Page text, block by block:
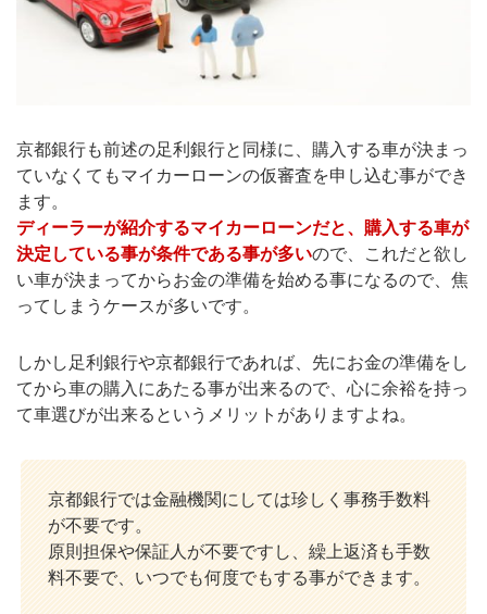
京都銀行も前述の足利銀行と同様に、購入する車が決まっ
ていなくてもマイカーローンの仮審査を申し込む事ができ
ます。
ディーラーが紹介するマイカーローンだと、購入する車が
決定している事が条件である事が多いので、これだと欲し
い車が決まってからお金の準備を始める事になるので、焦
ってしまうケースが多いです。
しかし足利銀行や京都銀行であれば、先にお金の準備をし
てから車の購入にあたる事が出来るので、心に余裕を持っ
て車選びが出来るというメリットがありますよね。
京都銀行では金融機関にしては珍しく事務手数料
が不要です。
原則担保や保証人が不要ですし、繰上返済も手数
料不要で、いつでも何度でもする事ができます。